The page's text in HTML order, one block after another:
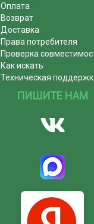
Оплата
Возврат
Доставка
Права потребителя
Проверка
Как искать
Техническая
ПИШИТЕ НАМ